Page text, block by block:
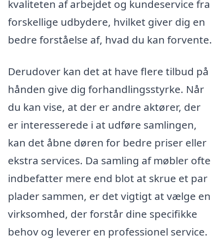
kvaliteten af arbejdet og kundeservice fra
forskellige udbydere, hvilket giver dig en
bedre forståelse af, hvad du kan forvente.
Derudover kan det at have flere tilbud på
hånden give dig forhandlingsstyrke. Når
du kan vise, at der er andre aktører, der
er interesserede i at udføre samlingen,
kan det åbne døren for bedre priser eller
ekstra services. Da samling af møbler ofte
indbefatter mere end blot at skrue et par
plader sammen, er det vigtigt at vælge en
virksomhed, der forstår dine specifikke
behov og leverer en professionel service.